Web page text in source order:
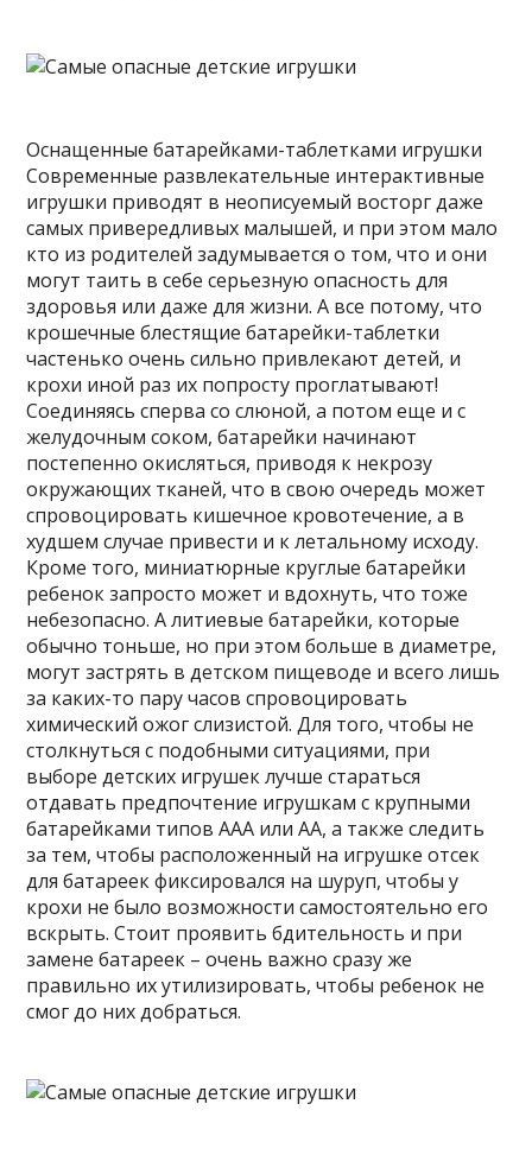
Оснащенные батарейками-таблетками игрушки
Современные развлекательные интерактивные
игрушки приводят в неописуемый восторг даже
самых привередливых малышей, и при этом мало
кто из родителей задумывается о том, что и они
могут таить в себе серьезную опасность для
здоровья или даже для жизни. А все потому, что
крошечные блестящие батарейки-таблетки
частенько очень сильно привлекают детей, и
крохи иной раз их попросту проглатывают!
Соединяясь сперва со слюной, а потом еще и с
желудочным соком, батарейки начинают
постепенно окисляться, приводя к некрозу
окружающих тканей, что в свою очередь может
спровоцировать кишечное кровотечение, а в
худшем случае привести и к летальному исходу.
Кроме того, миниатюрные круглые батарейки
ребенок запросто может и вдохнуть, что тоже
небезопасно. А литиевые батарейки, которые
обычно тоньше, но при этом больше в диаметре,
могут застрять в детском пищеводе и всего лишь
за каких-то пару часов спровоцировать
химический ожог слизистой. Для того, чтобы не
столкнуться с подобными ситуациями, при
выборе детских игрушек лучше стараться
отдавать предпочтение игрушкам с крупными
батарейками типов ААА или АА, а также следить
за тем, чтобы расположенный на игрушке отсек
для батареек фиксировался на шуруп, чтобы у
крохи не было возможности самостоятельно его
вскрыть. Стоит проявить бдительность и при
замене батареек – очень важно сразу же
правильно их утилизировать, чтобы ребенок не
смог до них добраться.